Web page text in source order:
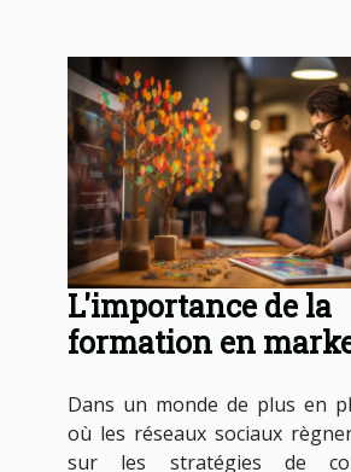
L'importance de la
formation en
Dans un monde de plus en
où les réseaux sociaux
sur les stratégies de